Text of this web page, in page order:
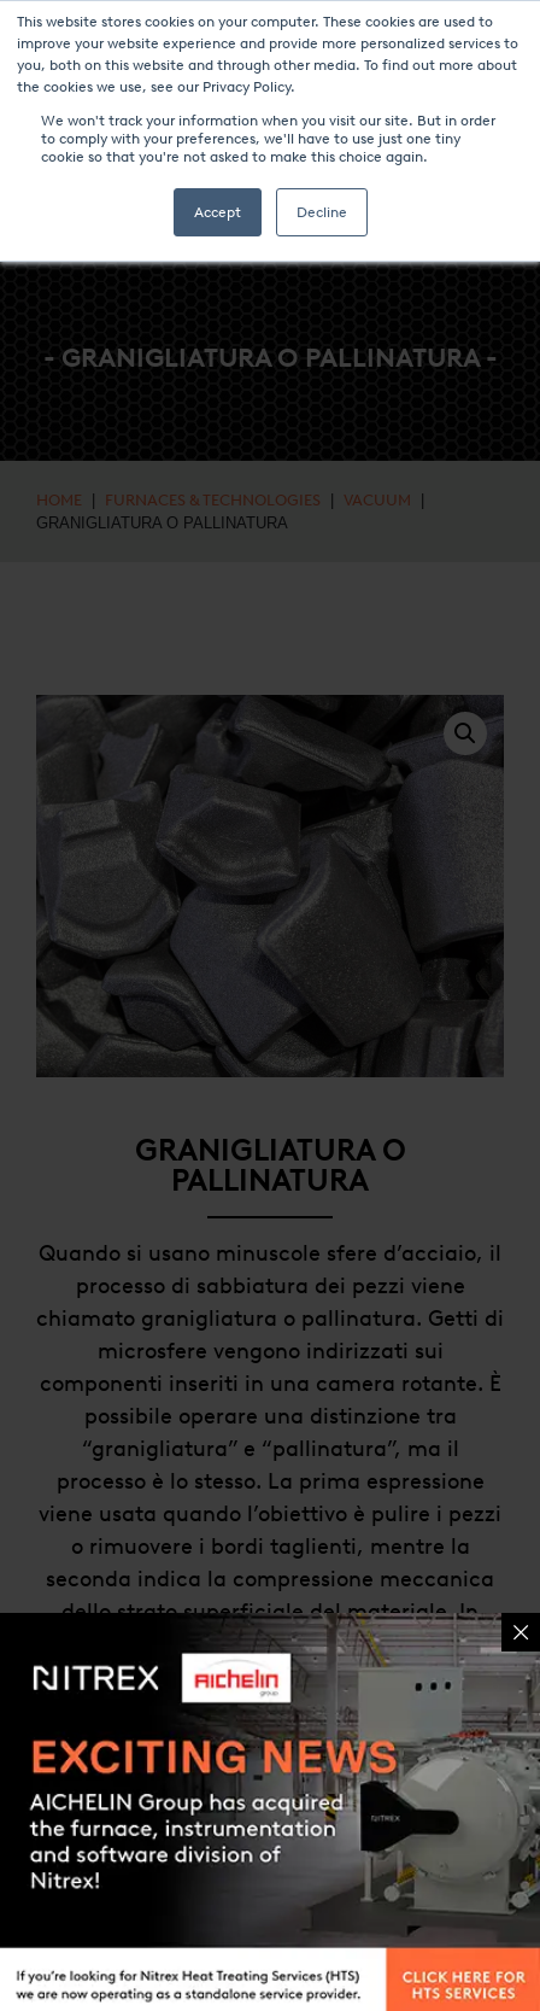
This website stores cookies on your computer. These cookies are used to
improve your website experience and provide more personalized services to
you, both on this website and through other media. To find out more about
the cookies we use, see our Privacy Policy.
We won't track your information when you visit our site. But in order
to comply with your preferences, we'll have to use just one tiny
cookie so that you're not asked to make this choice again.
Accept Decline
NOTIZIE & EVENTI CENTRO MULTIMEDIALE
LAVORA CON NOI
CONTATTO
- GRANIGLIATURA O PALLINATURA -
HOME FURNACES & TECHNOLOGIES VACUUM
GRANIGLIATURA O PALLINATURA
GRANIGLIATURA O
PALLINATURA
Quando si usano minuscole sfere d’acciaio, il
processo di sabbiatura dei pezzi viene
chiamato granigliatura o pallinatura. Getti di
microsfere vengono indirizzati sui
componenti inseriti in una camera rotante. È
possibile operare una distinzione tra
“granigliatura” e “pallinatura”, ma il
processo è lo stesso. La prima espressione
viene usata quando l’obiettivo è pulire i pezzi
o rimuovere i bordi taglienti, mentre la
seconda indica la compressione meccanica
dello strato superficiale del materiale. In
questo modo, si esercitano sollecitazioni di
compressione che, nella maggior parte dei
casi, migliorano la resistenza alla fatica del
componente.
Non si è sicuri del processo o servizio adatto
alle proprie esigenze?
il nostro team globale di esperti
in trattamenti termici per ulteriori
informazioni o compilare ilmodulo di
Contact us